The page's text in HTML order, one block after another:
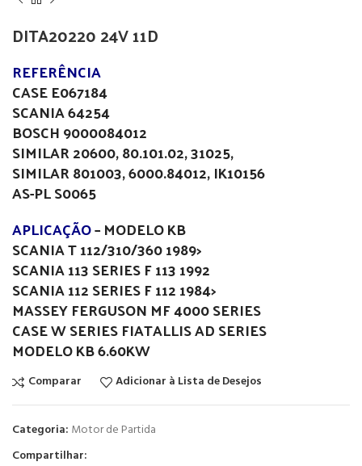
DITA20220 24V 11D
REFERÊNCIA
CASE E067184
SCANIA 64254
BOSCH 9000084012
SIMILAR 20600, 80.101.02, 31025,
SIMILAR 801003, 6000.84012, IK10156
AS-PL S0065
APLICAÇÃO– MODELO KB
SCANIA T 112/310/360 1989>
SCANIA 113 SERIES F 113 1992
SCANIA 112 SERIES F 112 1984>
MASSEY FERGUSON MF 4000 SERIES
CASE W SERIES FIATALLIS AD SERIES
MODELO KB 6.60KW
Comparar Adicionar à Lista de Desejos
Categoria: Motor de Partida
Compartilhar: